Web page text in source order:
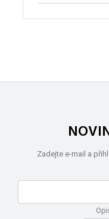
Zadejte e-mail a